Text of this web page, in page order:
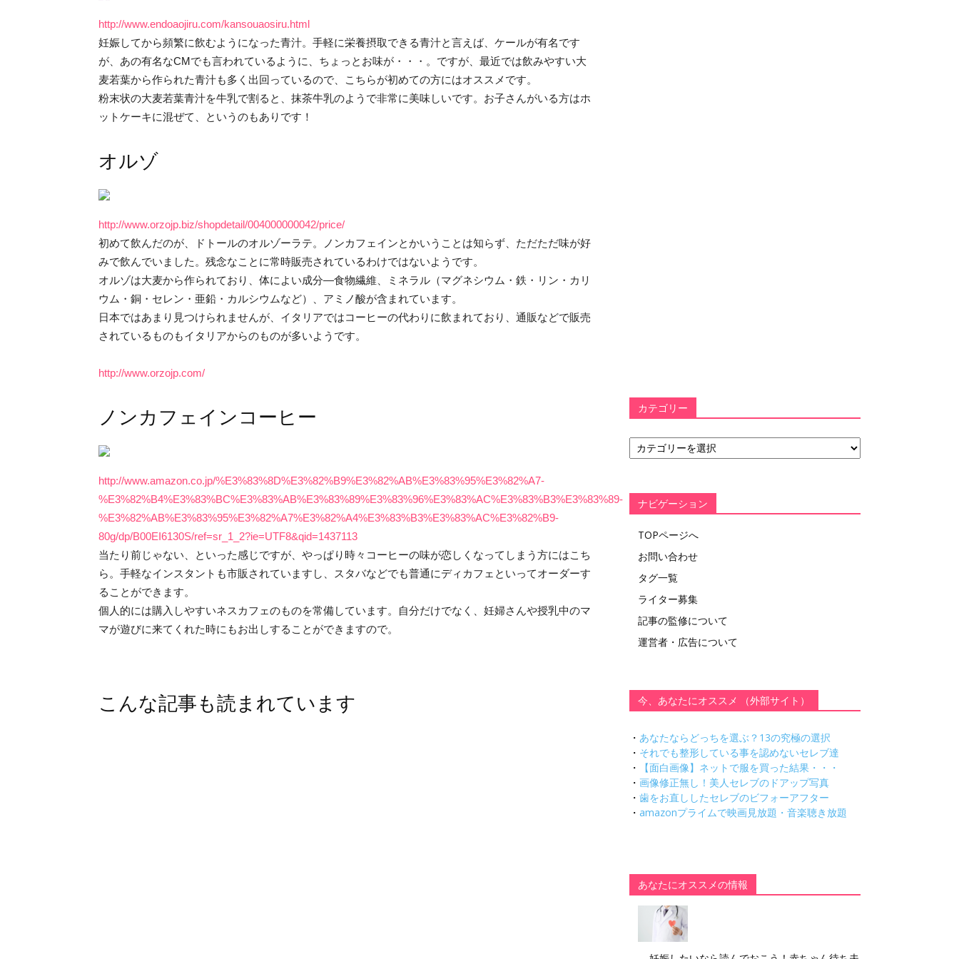
http://www.endoaojiru.com/kansouaosiru.html
妊娠してから頻繁に飲むようになった青汁。手軽に栄養摂取できる青汁と言えば、ケールが有名です
が、あの有名なCMでも言われているように、ちょっとお味が・・・。ですが、最近では飲みやすい大
麦若葉から作られた青汁も多く出回っているので、こちらが初めての方にはオススメです。
粉末状の大麦若葉青汁を牛乳で割ると、抹茶牛乳のようで非常に美味しいです。お子さんがいる方はホ
ットケーキに混ぜて、というのもありです！
オルゾ
http://www.orzojp.biz/shopdetail/004000000042/price/
初めて飲んだのが、ドトールのオルゾーラテ。ノンカフェインとかいうことは知らず、ただただ味が好
みで飲んでいました。残念なことに常時販売されているわけではないようです。
オルゾは大麦から作られており、体によい成分―食物繊維、ミネラル（マグネシウム・鉄・リン・カリ
ウム・銅・セレン・亜鉛・カルシウムなど）、アミノ酸が含まれています。
日本ではあまり見つけられませんが、イタリアではコーヒーの代わりに飲まれており、通販などで販売
されているものもイタリアからのものが多いようです。
http://www.orzojp.com/
ノンカフェインコーヒー
http://www.amazon.co.jp/%E3%83%8D%E3%82%B9%E3%82%AB%E3%83%95%E3%82%A7-
%E3%82%B4%E3%83%BC%E3%83%AB%E3%83%89%E3%83%96%E3%83%AC%E3%83%B3%E3%83%89-
%E3%82%AB%E3%83%95%E3%82%A7%E3%82%A4%E3%83%B3%E3%83%AC%E3%82%B9-
80g/dp/B00EI6130S/ref=sr_1_2?ie=UTF8&qid=1437113
当たり前じゃない、といった感じですが、やっぱり時々コーヒーの味が恋しくなってしまう方にはこち
ら。手軽なインスタントも市販されていますし、スタバなどでも普通にディカフェといってオーダーす
ることができます。
個人的には購入しやすいネスカフェのものを常備しています。自分だけでなく、妊婦さんや授乳中のマ
マが遊びに来てくれた時にもお出しすることができますので。
こんな記事も読まれています
カテゴリー
カ
テ
ー
ナビゲーション
TOPページへ
お問い合わせ
タグ一覧
ライター募集
記事の監修について
運営者・広告について
今、あなたにオススメ （外部サイト）
・ あなたならどっちを選ぶ？13の究極の選択
・ それでも整形している事を認めないセレブ達
・
【面白画像】ネットで服を買った結果・・・
・ 画像修正無し！美人セレブのドアップ写真
・ 歯をお直ししたセレブのビフォーアフター
・ amazonプライムで映画見放題・音楽聴き放題
あなたにオススメの情報